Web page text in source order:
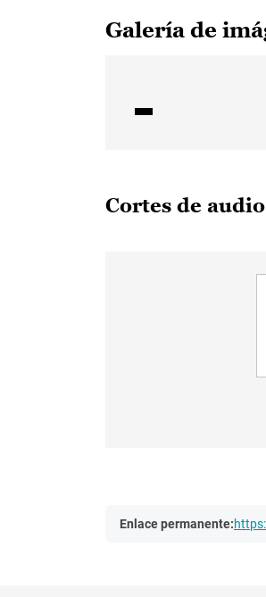
Galería de
Cortes de audio
Enlace permanente: